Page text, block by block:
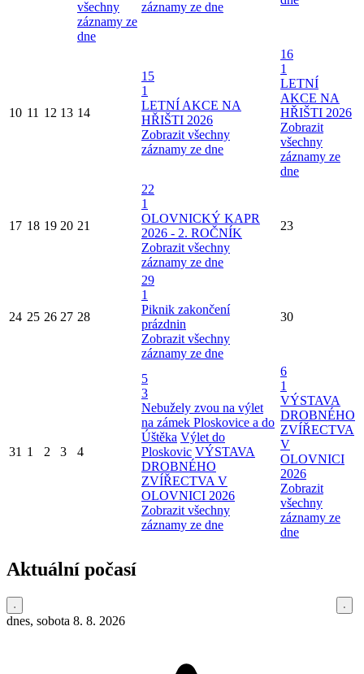
všechny
záznamy ze
dne
záznamy ze dne
10 11 12 13 14
15
1
LETNÍ AKCE NA
HŘIŠTI 2026
Zobrazit všechny
záznamy ze dne
16
1
LETNÍ
AKCE NA
HŘIŠTI 2026
Zobrazit
všechny
záznamy ze
dne
17 18 19 20 21
22
1
OLOVNICKÝ KAPR
2026 - 2. ROČNÍK
Zobrazit všechny
záznamy ze dne
23
24 25 26 27 28
29
1
Piknik zakončení
prázdnin
Zobrazit všechny
záznamy ze dne
30
31 1 2 3 4
5
3
Nebužely zvou na výlet
na zámek Ploskovice a do
Úštěka Výlet do
Ploskovic VÝSTAVA
DROBNÉHO
ZVÍŘECTVA V
OLOVNICI 2026
Zobrazit všechny
záznamy ze dne
6
1
VÝSTAVA
DROBNÉHO
ZVÍŘECTVA
V
OLOVNICI
2026
Zobrazit
všechny
záznamy ze
dne
Aktuální počasí
dnes, sobota 8. 8. 2026